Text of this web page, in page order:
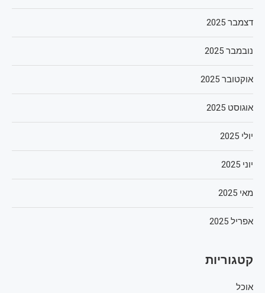
דצמבר 2025
נובמבר 2025
אוקטובר 2025
אוגוסט 2025
יולי 2025
יוני 2025
מאי 2025
אפריל 2025
קטגוריות
אוכל